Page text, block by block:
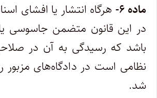
ماده ۶-
هرگاه انتشار یا افشای
در این قانون متضمن جاسوسی
باشد که رسیدگی به آن در
‌نظامی است در دادگاه‌های
شد.